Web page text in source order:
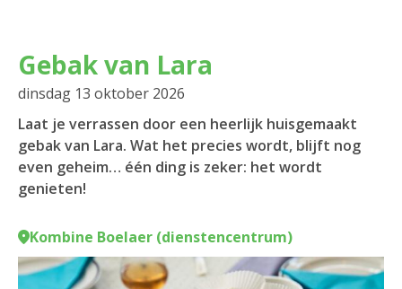
Gebak van Lara
dinsdag 13 oktober 2026
Laat je verrassen door een heerlijk huisgemaakt
gebak van Lara. Wat het precies wordt, blijft nog
even geheim… één ding is zeker: het wordt
genieten!
Kombine Boelaer (dienstencentrum)